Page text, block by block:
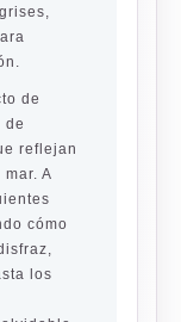
de
de
reflejan
A
cómo
los